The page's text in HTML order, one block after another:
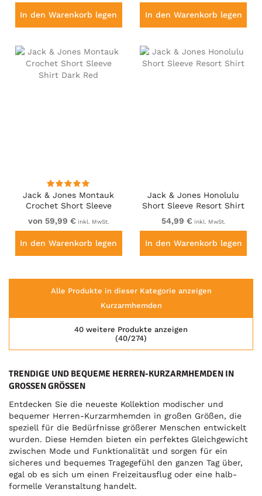
In den Warenkorb legen In den Warenkorb legen
Jack & Jones Montauk
Crochet Short Sleeve
Shirt Dark Red
von 59,99 € inkl. MwSt.
In den Warenkorb legen
Jack & Jones Honolulu
Short Sleeve Resort Shirt
54,99 € inkl. MwSt.
In den Warenkorb legen
Alle Produkte in dieser Kategorie anzeigen
Kurzarmhemden
(40/274)
40 weitere Produkte anzeigen
TRENDIGE UND BEQUEME HERREN-KURZARMHEMDEN IN
GROSSEN GRÖSSEN
Entdecken Sie die neueste Kollektion modischer und
bequemer Herren-Kurzarmhemden in großen Größen, die
speziell für die Bedürfnisse größerer Menschen entwickelt
wurden. Diese Hemden bieten ein perfektes Gleichgewicht
zwischen Mode und Funktionalität und sorgen für ein
sicheres und bequemes Tragegefühl den ganzen Tag über,
egal ob es sich um einen Freizeitausflug oder eine halb-
formelle Veranstaltung handelt.